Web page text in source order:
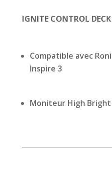
IGNITE CONTROL DECK
Compatible avec
Inspire 3
Moniteur High Bright